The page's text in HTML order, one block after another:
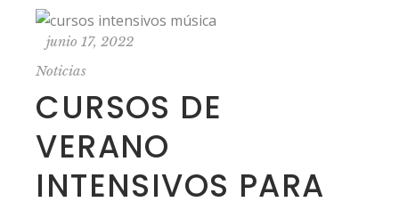
junio 17, 2022
Noticias
CURSOS DE
VERANO
INTENSIVOS PARA